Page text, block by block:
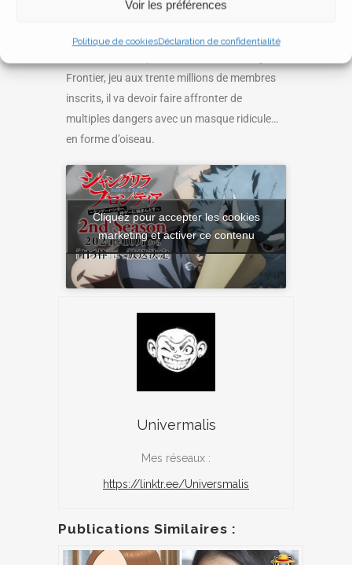
Voir les préférences
Politique de cookiesDéclaration de confidentialité
Sunraku est un passionné de jeux vidéo, il
s’essaye aux pires jeux existants. Un jour il
Frontier, jeu aux trente millions de membres
inscrits, il va devoir faire affronter de
multiples dangers avec un masque ridicule…
en forme d’oiseau.
Cliquez pour accepter les cookies
marketing et activer ce contenu
Univermalis
Mes réseaux :
https://linktr.ee/Universmalis
Publications Similaires :